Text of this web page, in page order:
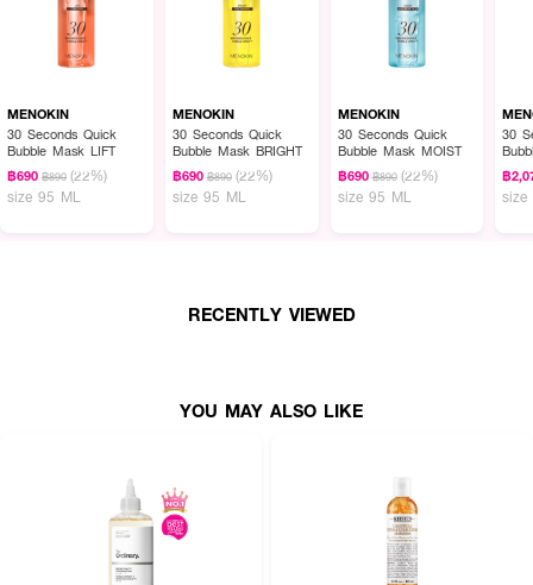
MENOKIN
30 Seconds Quick
Bubble Mask LIFT
฿690 ฿890 (22%)
size 95 ML
MENOKIN
30 Seconds Quick
Bubble Mask BRIGHT
฿690 ฿890 (22%)
size 95 ML
MENOKIN
30 Seconds Quick
Bubble Mask MOIST
฿690 ฿890 (22%)
size 95 ML
30
Set
฿
size
RECENTLY VIEWED
YOU MAY ALSO LIKE